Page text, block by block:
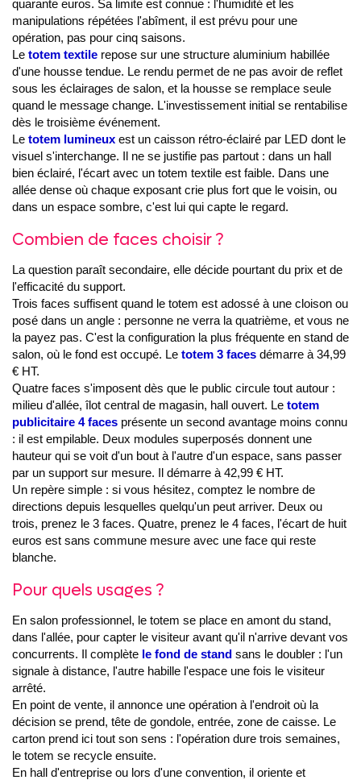
quarante euros. Sa limite est connue : l'humidité et les
manipulations répétées l'abîment, il est prévu pour une
opération, pas pour cinq saisons.
Le totem textile repose sur une structure aluminium habillée
d'une housse tendue. Le rendu permet de ne pas avoir de reflet
sous les éclairages de salon, et la housse se remplace seule
quand le message change. L'investissement initial se rentabilise
dès le troisième événement.
Le totem lumineux est un caisson rétro-éclairé par LED dont le
visuel s'interchange. Il ne se justifie pas partout : dans un hall
bien éclairé, l'écart avec un totem textile est faible. Dans une
allée dense où chaque exposant crie plus fort que le voisin, ou
dans un espace sombre, c'est lui qui capte le regard.
Combien de faces choisir ?
La question paraît secondaire, elle décide pourtant du prix et de
l'efficacité du support.
Trois faces suffisent quand le totem est adossé à une cloison ou
posé dans un angle : personne ne verra la quatrième, et vous ne
la payez pas. C'est la configuration la plus fréquente en stand de
salon, où le fond est occupé. Le totem 3 faces démarre à 34,99
€ HT.
Quatre faces s'imposent dès que le public circule tout autour :
milieu d'allée, îlot central de magasin, hall ouvert. Le totem
publicitaire 4 faces présente un second avantage moins connu
: il est empilable. Deux modules superposés donnent une
hauteur qui se voit d'un bout à l'autre d'un espace, sans passer
par un support sur mesure. Il démarre à 42,99 € HT.
Un repère simple : si vous hésitez, comptez le nombre de
directions depuis lesquelles quelqu'un peut arriver. Deux ou
trois, prenez le 3 faces. Quatre, prenez le 4 faces, l'écart de huit
euros est sans commune mesure avec une face qui reste
blanche.
Pour quels usages ?
En salon professionnel, le totem se place en amont du stand,
dans l'allée, pour capter le visiteur avant qu'il n'arrive devant vos
concurrents. Il complète le fond de stand sans le doubler : l'un
signale à distance, l'autre habille l'espace une fois le visiteur
arrêté.
En point de vente, il annonce une opération à l'endroit où la
décision se prend, tête de gondole, entrée, zone de caisse. Le
carton prend ici tout son sens : l'opération dure trois semaines,
le totem se recycle ensuite.
En hall d'entreprise ou lors d'une convention, il oriente et